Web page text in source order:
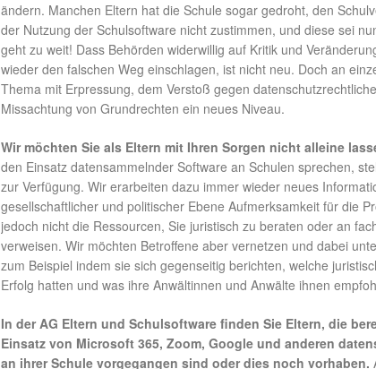
ändern. Manchen Eltern hat die Schule sogar gedroht, den
der Nutzung der Schulsoftware nicht zustimmen, und diese sei
geht zu weit! Dass Behörden widerwillig auf Kritik und
wieder den falschen Weg einschlagen, ist nicht neu. Doch an
Thema mit Erpressung, dem Verstoß gegen
Missachtung von Grundrechten ein neues Niveau.
Wir möchten Sie als Eltern mit Ihren Sorgen nicht alleine
den Einsatz datensammelnder Software an Schulen sprechen,
zur Verfügung. Wir erarbeiten dazu immer wieder neues
gesellschaftlicher und politischer Ebene Aufmerksamkeit für die
jedoch nicht die Ressourcen, Sie juristisch zu beraten oder an
verweisen. Wir möchten Betroffene aber vernetzen und dabei
zum Beispiel indem sie sich gegenseitig berichten, welche
Erfolg hatten und was ihre Anwältinnen und Anwälte ihnen
In der AG Eltern und Schulsoftware finden Sie Eltern, die
Einsatz von Microsoft 365, Zoom, Google und anderen
an ihrer Schule vorgegangen sind oder dies noch vorhaben.